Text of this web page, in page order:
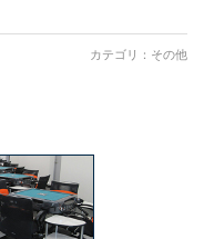
カテゴリ： その他